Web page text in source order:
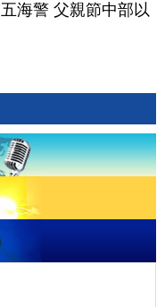
海警 父親節中部以